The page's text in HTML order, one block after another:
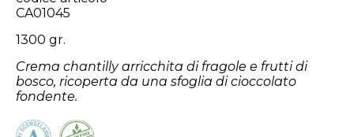
CA01045
1300 gr.
Crema chantilly arricchita di fragole e frutti di
bosco, ricoperta da una sfoglia di cioccolato
fondente.